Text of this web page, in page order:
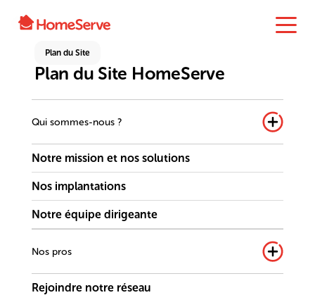
Plan du Site
Plan du Site HomeServe
Qui sommes-nous ?
Notre mission et nos solutions
Nos implantations
Notre équipe dirigeante
Nos pros
Rejoindre notre réseau